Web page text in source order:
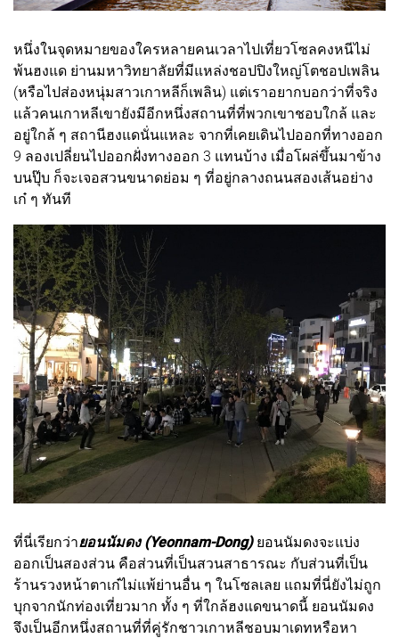
หนึ่งในจุดหมายของใครหลายคนเวลาไปเที่ยวโซลคงหนีไม่
พ้นฮงแด ย่านมหาวิทยาลัยที่มีแหล่งชอปปิงใหญ่โตชอปเพลิน
(หรือไปส่องหนุ่มสาวเกาหลีก็เพลิน) แต่เราอยากบอกว่าที่จริง
แล้วคนเกาหลีเขายังมีอีกหนึ่งสถานที่ที่พวกเขาชอบใกล้ และ
อยู่ใกล้ ๆ สถานีฮงแดนั่นแหละ จากที่เคยเดินไปออกที่ทางออก
9 ลองเปลี่ยนไปออกฝั่งทางออก 3 แทนบ้าง เมื่อโผล่ขึ้นมาข้าง
บนปุ๊บ ก็จะเจอสวนขนาดย่อม ๆ ที่อยู่กลางถนนสองเส้นอย่าง
เก๋ ๆ ทันที
ที่นี่เรียกว่ายอนนัมดง (Yeonnam-Dong)ยอนนัมดงจะแบ่ง
ออกเป็นสองส่วน คือส่วนที่เป็นสวนสาธารณะ กับส่วนที่เป็น
ร้านรวงหน้าตาเก๋ไม่แพ้ย่านอื่น ๆ ในโซลเลย แถมที่นี่ยังไม่ถูก
บุกจากนักท่องเที่ยวมาก ทั้ง ๆ ที่ใกล้ฮงแดขนาดนี้ ยอนนัมดง
จึงเป็นอีกหนึ่งสถานที่ที่คู่รักชาวเกาหลีชอบมาเดทหรือหา